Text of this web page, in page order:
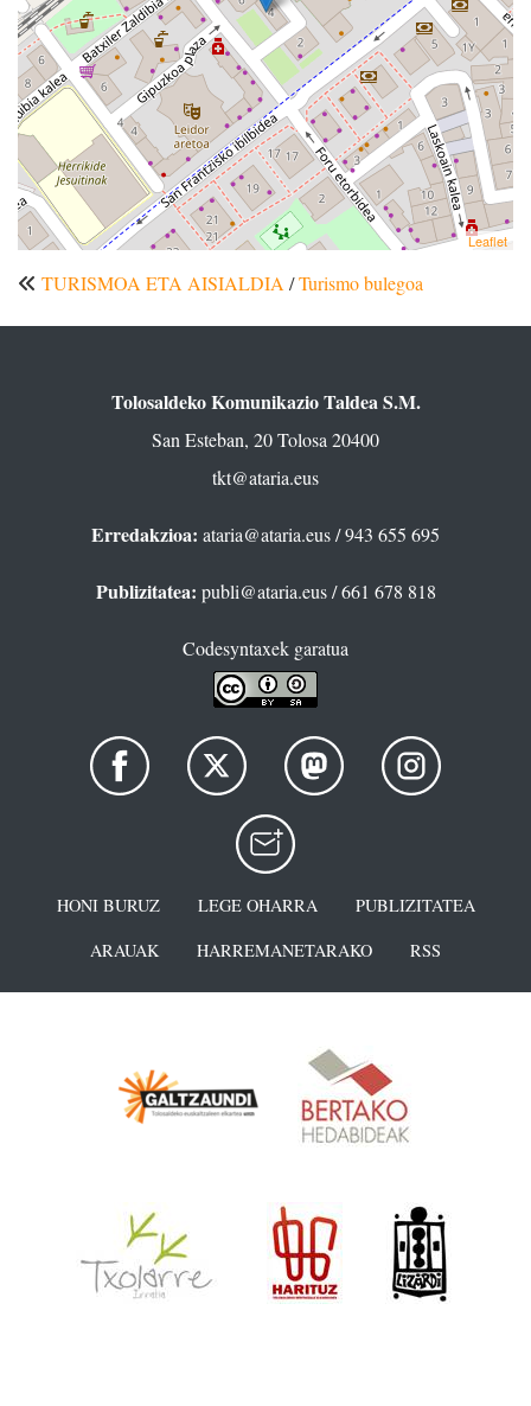
Leaflet
TURISMOA ETA AISIALDIA /Turismo bulegoa
Tolosaldeko Komunikazio Taldea S.M.
San Esteban, 20 Tolosa 20400
tkt@ataria.eus
Erredakzioa: ataria@ataria.eus/ 943 655 695
Publizitatea: publi@ataria.eus/ 661 678 818
Codesyntaxek garatua
HONI BURUZ LEGE OHARRA
PUBLIZITATEA
ARAUAK
HARREMANETARAKO RSS